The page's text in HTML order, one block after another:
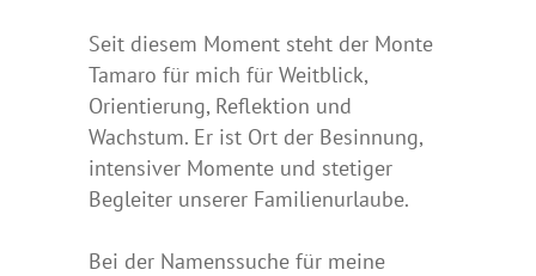
Seit diesem Moment steht der Monte
Tamaro für mich für Weitblick,
Orientierung, Reflektion und
Wachstum. Er ist Ort der Besinnung,
intensiver Momente und stetiger
Begleiter unserer Familienurlaube.
Bei der Namenssuche für meine